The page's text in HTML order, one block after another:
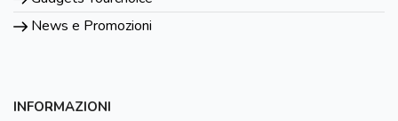
News e Promozioni
INFORMAZIONI